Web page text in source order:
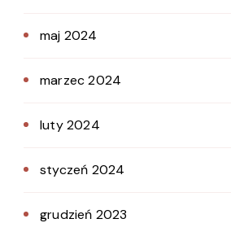
maj 2024
marzec 2024
luty 2024
styczeń 2024
grudzień 2023